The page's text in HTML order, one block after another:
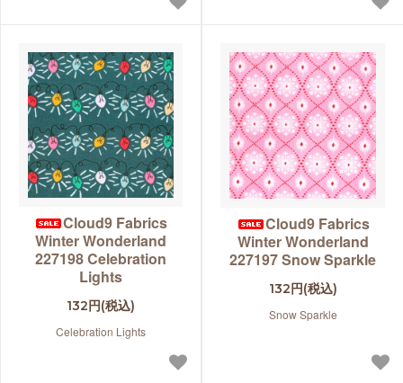
Cloud9 Fabrics
Winter Wonderland
227198 Celebration
Lights
132円(税込)
Celebration Lights
Cloud9 Fabrics
Winter Wonderland
227197 Snow Sparkle
132円(税込)
Snow Sparkle